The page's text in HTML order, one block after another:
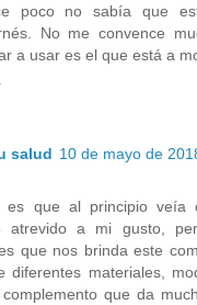
poco no sabía que
No me convence
a usar es el que está a
salud 10 de mayo de
es que al principio veía
atrevido a mi gusto,
que nos brinda este
diferentes materiales,
que da